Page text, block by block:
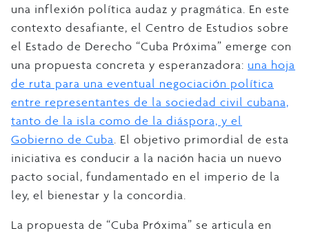
una inflexión política audaz y pragmática. En este
contexto desafiante, el Centro de Estudios sobre
el Estado de Derecho “Cuba Próxima” emerge con
una propuesta concreta y esperanzadora: una hoja
de ruta para una eventual negociación política
entre representantes de la sociedad civil cubana,
tanto de la isla como de la diáspora, y el
Gobierno de Cuba. El objetivo primordial de esta
iniciativa es conducir a la nación hacia un nuevo
pacto social, fundamentado en el imperio de la
ley, el bienestar y la concordia.
La propuesta de “Cuba Próxima” se articula en